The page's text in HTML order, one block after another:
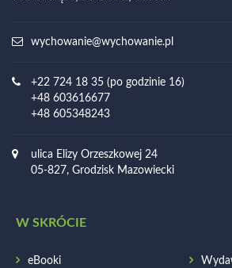
wychowanie@wychowanie.pl
+22 724 18 35 (po godzinie 16)
+48 603616677
+48 605348243
ulica Elizy Orzeszkowej 24
05-827, Grodzisk Mazowiecki
W SKRÓCIE
eBooki